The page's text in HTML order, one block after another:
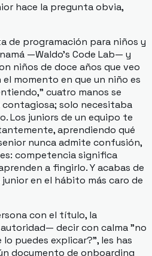
hace la pregunta obvia,
de programación para niños y
—Waldo's Code Lab— y
niños de doce años que veo
el momento en que un niño es
cuatro manos se
solo necesitaba
Los juniors de un equipo te
aprendiendo qué
nunca admite confusión,
competencia significa
a fingirlo. Y acabas de
en el hábito más caro de
con el título, la
decir con calma "no
puedes explicar?", les has
documento de onboarding